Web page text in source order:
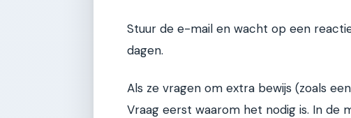
Stuur de e-mail en wacht op een
dagen.
Als ze vragen om extra bewijs (zoals
Vraag eerst waarom het nodig is. In de